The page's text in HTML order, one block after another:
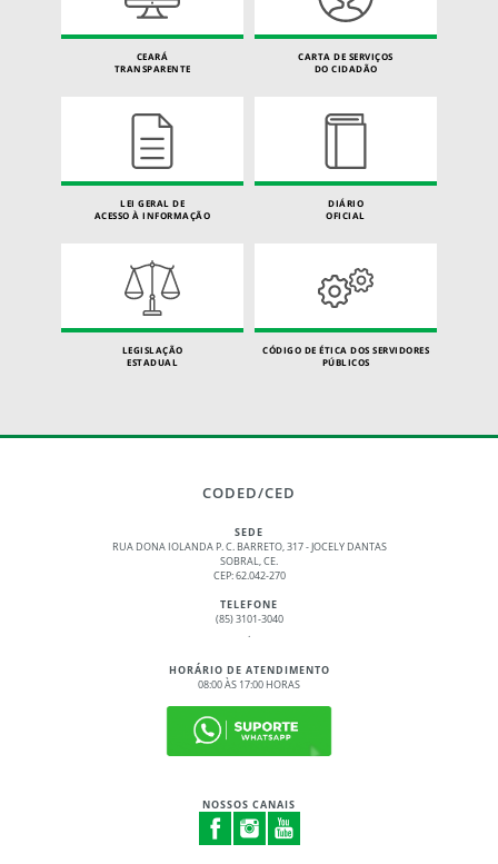
CEARÁ
TRANSPARENTE
CARTA DE SERVIÇOS
DO CIDADÃO
LEI GERAL DE
ACESSO À INFORMAÇÃO
DIÁRIO
OFICIAL
LEGISLAÇÃO
ESTADUAL
CÓDIGO DE ÉTICA DOS SERVIDORES
PÚBLICOS
CODED/CED
SEDE
RUA DONA IOLANDA P. C. BARRETO, 317 - JOCELY DANTAS
SOBRAL, CE.
CEP: 62.042-270
TELEFONE
(85) 3101-3040
.
HORÁRIO DE ATENDIMENTO
08:00 ÀS 17:00 HORAS
NOSSOS CANAIS